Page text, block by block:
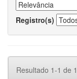
Registro(s)
Resultado 1-1 de